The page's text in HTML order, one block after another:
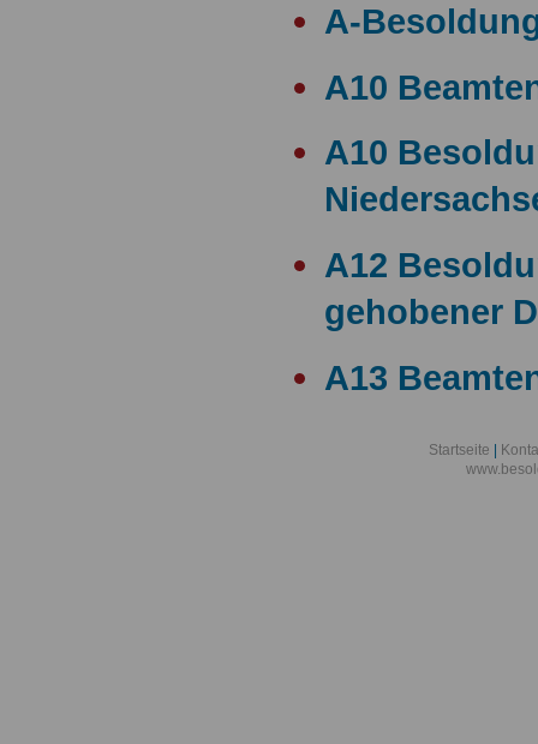
A-
A10
A10
A12
gehobener
A13
A13
Startseite